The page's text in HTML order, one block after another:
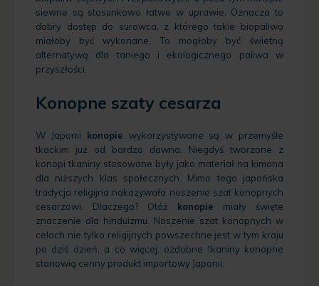
siewne są stosunkowo łatwe w uprawie.
Oznacza to
dobry dostęp do surowca, z którego takie biopaliwo
miałoby być wykonane. To mogłoby być świetną
alternatywą dla taniego i ekologicznego paliwa w
przyszłości.
Konopne szaty cesarza
W Japonii konopie wykorzystywane są w przemyśle
tkackim już od bardzo dawna. Niegdyś tworzone z
konopi tkaniny stosowane były jako materiał na kimona
dla niższych klas społecznych. Mimo tego japońska
tradycja religijna nakazywała noszenie szat konopnych
cesarzowi. Dlaczego? Otóż konopie miały święte
znaczenie dla hinduizmu. Noszenie szat konopnych w
celach nie tylko religijnych powszechne jest w tym kraju
po dziś dzień, a co więcej, ozdobne tkaniny konopne
stanowią cenny produkt importowy Japonii.